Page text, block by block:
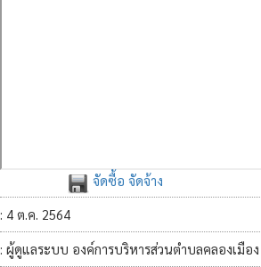
จัดซื้อ จัดจ้าง
: 4 ต.ค. 2564
: ผู้ดูแลระบบ องค์การบริหารส่วนตำบลคลองเมือง